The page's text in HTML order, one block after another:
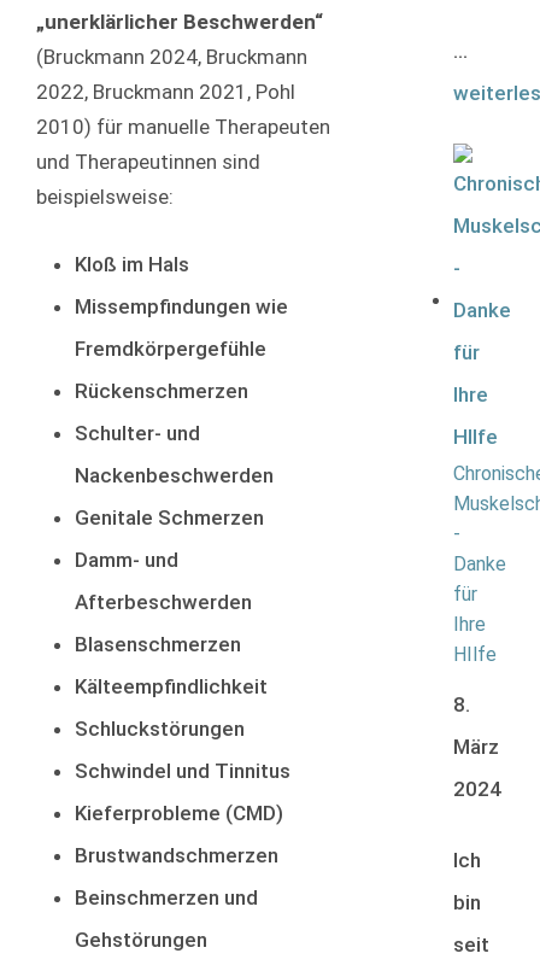
...
-
Danke
für
Ihre
HIlfe
8.
März
2024
Ich
bin
seit
„unerklärlicher Beschwerden“
(Bruckmann 2024, Bruckmann
2022, Bruckmann 2021, Pohl
2010) für manuelle Therapeuten
und Therapeutinnen sind
beispielsweise:
Kloß im Hals
Missempfindungen wie
Fremdkörpergefühle
Rückenschmerzen
Schulter- und
Nackenbeschwerden
Genitale Schmerzen
Damm- und
Afterbeschwerden
Blasenschmerzen
Kälteempfindlichkeit
Schluckstörungen
Schwindel und Tinnitus
Kieferprobleme (CMD)
Brustwandschmerzen
Beinschmerzen und
Gehstörungen